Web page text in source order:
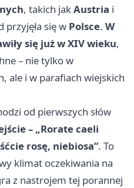
, takich jakAustria i
przyjęła się w Polsce. W
się już w XIV wieku,
– nie tylko w
ale i w parafiach wiejskich
od pierwszych słów
– „Rorate caeli
rosę, niebiosa”. To
klimat oczekiwania na
z nastrojem tej porannej